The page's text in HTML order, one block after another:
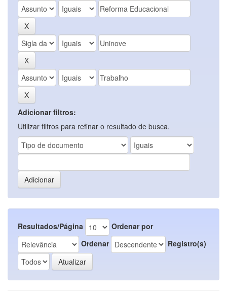
Adicionar filtros:
Utilizar filtros para refinar o resultado de busca.
Resultados/Página
Ordenar por
Ordenar
Registro(s)